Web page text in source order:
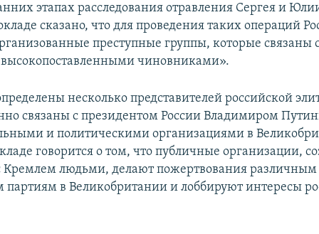
этапах расследования отравления Сергея и
сказано, что для проведения таких операций
преступные группы, которые связаны
чиновниками».
несколько представителей российской
связаны с президентом России Владимиром
и политическими организациями в
говорится о том, что публичные организации,
Кремлем людьми, делают пожертвования различным
партиям в Великобритании и лоббируют интересы